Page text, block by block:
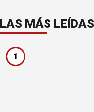
LAS MÁS LEÍDAS
1